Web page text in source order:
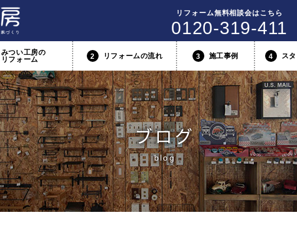
みつい工房の
リフォーム
2 リフォームの流れ 3 施工事例 4 ス
リフォーム無料相談会はこちら
0120-319-411
ブログ
blog